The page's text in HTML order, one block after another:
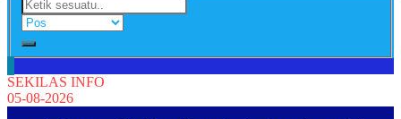
SEKILAS INFO
05-08-2026